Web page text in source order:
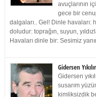
avuçlarının
gece bir
dalgaları.. Gel! Dinle
doludur: toprağın, suyun,
Havaları dinle bir: Sesimiz
Gidersen
Gidersen
susarım
kimliksizdik